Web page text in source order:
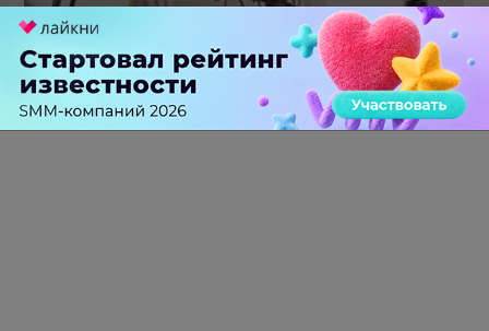
Российский рынок инфлюенс-маркетинга вошел в фазу
стагнации после нескольких лет роста